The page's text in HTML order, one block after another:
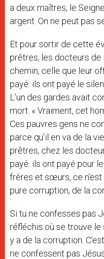
a deux maîtres, le
argent. On ne peut pas
Et pour sortir de cette
prêtres, les docteurs de
chemin, celle que leur
payé: ils ont payé le
L’un des gardes avait
mort: « Vraiment, cet
Ces pauvres gens ne
parce qu’il en va de la
prêtres, chez les
payé: ils ont payé pour
frères et sœurs, ce n’est
pure corruption, de la
Si tu ne confesses pas
réfléchis où se trouve le
y a de la corruption.
ne confessent pas